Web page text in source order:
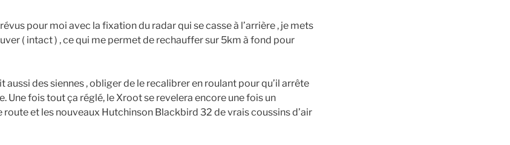
pour moi avec la fixation du radar qui se casse à l’arrière , je mets
( intact ) , ce qui me permet de rechauffer sur 5km à fond pour
aussi des siennes , obliger de le recalibrer en roulant pour qu’il arrête
Une fois tout ça réglé, le Xroot se revelera encore une fois un
et les nouveaux Hutchinson Blackbird 32 de vrais coussins d’air